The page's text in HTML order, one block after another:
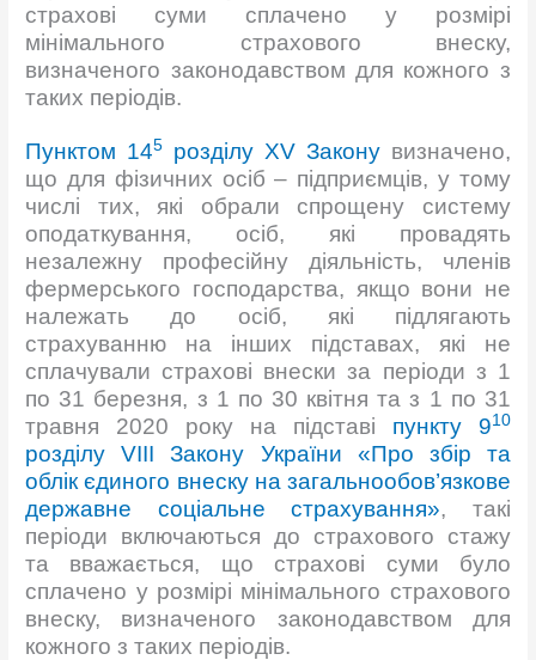
страхові суми сплачено у розмірі
мінімального страхового внеску,
визначеного законодавством для кожного з
таких періодів.
Пунктом 145 розділу XV Законувизначено,
що для фізичних осіб – підприємців, у тому
числі тих, які обрали спрощену систему
оподаткування, осіб, які провадять
незалежну професійну діяльність, членів
фермерського господарства, якщо вони не
належать до осіб, які підлягають
страхуванню на інших підставах, які не
сплачували страхові внески за періоди з 1
по 31 березня, з 1 по 30 квітня та з 1 по 31
травня 2020 року на підставі пункту 910
розділу VІІІ Закону України «Про збір та
облік єдиного внеску на загальнообов’язкове
державне соціальне страхування», такі
періоди включаються до страхового стажу
та вважається, що страхові суми було
сплачено у розмірі мінімального страхового
внеску, визначеного законодавством для
кожного з таких періодів.